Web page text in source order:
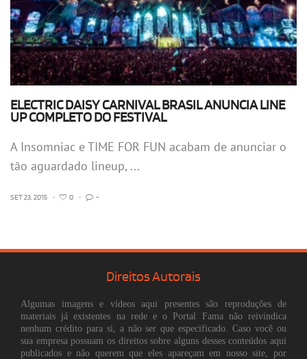
ELECTRIC DAISY CARNIVAL BRASIL ANUNCIA LINE
UP COMPLETO DO FESTIVAL
A Insomniac e TIME FOR FUN acabam de anunciar o
tão aguardado lineup, ...
SET 23, 2015 • 0 • -
Direitos Autorais
Algumas imagens e vídeos aqui presentes são reproduções de
materiais já existentes na rede e o Portal Fama não reivindica
nenhum crédito para si, a não ser que especificado. Caso você ou
sua empresa possuam os direitos sobre alguns desses conteúdos aqui
publicados e não querem que eles apareçam em nosso site, por